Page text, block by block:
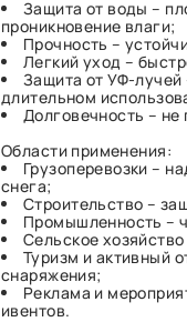
Защита от воды –
проникновение влаги;
Прочность –
Легкий уход –
Защита от УФ-лучей
длительном
Долговечность – не
Области применения:
Грузоперевозки –
снега;
Строительство –
Промышленность –
Сельское
Туризм и активный
снаряжения;
Реклама и
ивентов.